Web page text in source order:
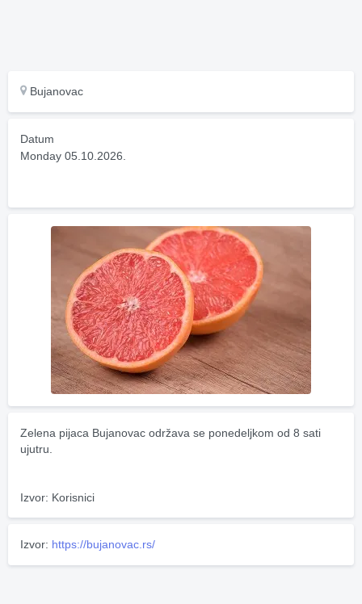
Bujanovac
Datum
Monday 05.10.2026.
Zelena pijaca Bujanovac održava se ponedeljkom od 8 sati
ujutru.
Izvor: Korisnici
Izvor: https://bujanovac.rs/